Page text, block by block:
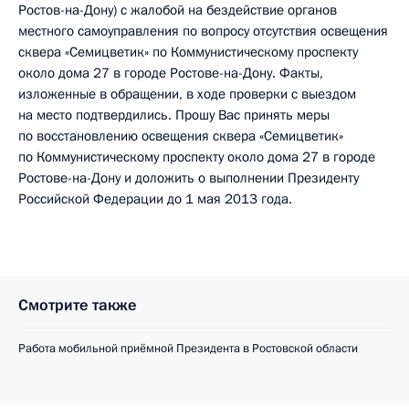
Ростов-на-Дону) с жалобой на бездействие органов
местного самоуправления по вопросу отсутствия освещения
сквера «Семицветик» по Коммунистическому проспекту
около дома 27 в городе Ростове-на-Дону. Факты,
изложенные в обращении, в ходе проверки с выездом
на место подтвердились. Прошу Вас принять меры
по восстановлению освещения сквера «Семицветик»
по Коммунистическому проспекту около дома 27 в городе
Ростове-на-Дону и доложить о выполнении Президенту
Российской Федерации до 1 мая 2013 года.
Смотрите также
Работа мобильной приёмной Президента в Ростовской области